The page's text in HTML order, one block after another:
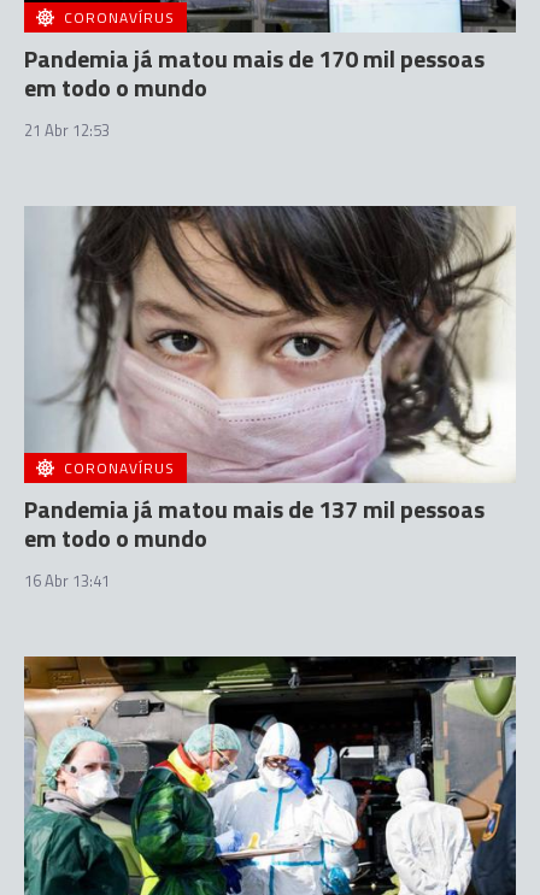
CORONAVÍRUS
Pandemia já matou mais de 170 mil pessoas
em todo o mundo
21 Abr 12:53
CORONAVÍRUS
Pandemia já matou mais de 137 mil pessoas
em todo o mundo
16 Abr 13:41